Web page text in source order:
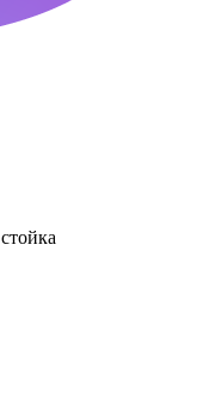
стойка